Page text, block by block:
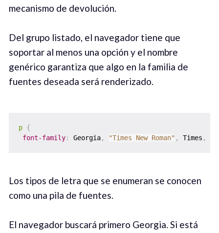
mecanismo de devolución.
Del grupo listado, el navegador tiene que
soportar al menos una opción y el nombre
genérico garantiza que algo en la familia de
fuentes deseada será renderizado.
p {
font-family: Georgia, "Times New Roman" , Times ,
Los tipos de letra que se enumeran se conocen
como una pila de fuentes.
El navegador buscará primero Georgia. Si está